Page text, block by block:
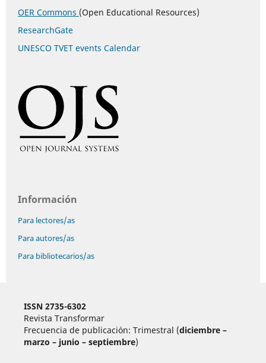
OER Commons (Open Educational Resources)
ResearchGate
UNESCO TVET events Calendar
Información
Para lectores/as
Para autores/as
Para bibliotecarios/as
ISSN 2735-6302
Revista Transformar
Frecuencia de publicación: Trimestral (diciembre –
marzo – junio – septiembre)